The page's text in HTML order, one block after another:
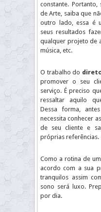
constante.
de Arte, saiba que
outro lado, essa é
seus resultados
qualquer projeto de
música, etc.
O trabalho do
promover o seu
serviço. É preciso
ressaltar aquilo
Dessa forma,
necessita conhecer
de seu cliente e
próprias referências.
Como a rotina de um
acordo com a sua
tranquilos assim
sono será luxo.
por dia.